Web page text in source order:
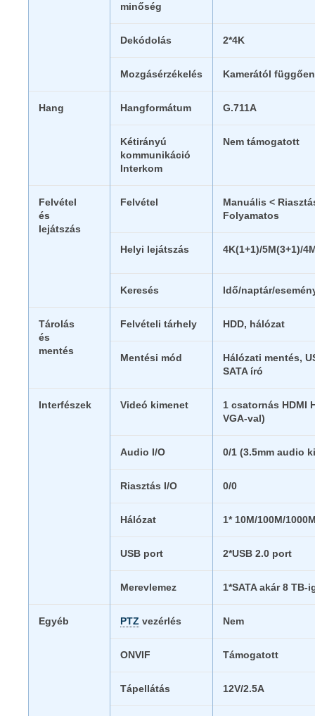
minőség
Dekódolás 2*4K
Mozgásérzékelés Kamerától függően
Hang Hangformátum G.711A
Kétirányú
kommunikáció
Interkom
Nem támogatott
Felvétel
és
lejátszás
Felvétel
Manuális <
Folyamatos
Helyi lejátszás 4K(1+1)/5M(3+1)/
Keresés Idő/naptár/
Tárolás
és
mentés
Felvételi tárhely HDD, hálózat
Mentési mód
Hálózati mentés,
SATA író
Interfészek Videó kimenet
1 csatornás HDMI
VGA-val)
Audio I/O 0/1 (3.5mm audio
Riasztás I/O 0/0
Hálózat 1* 10M/100M/
USB port 2*USB 2.0 port
Merevlemez 1*SATA akár 8 TB-
Egyéb PTZ vezérlés Nem
ONVIF Támogatott
Tápellátás 12V/2.5A